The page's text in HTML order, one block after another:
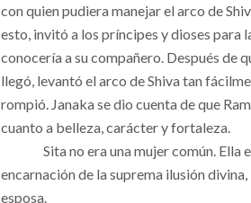
con quien pudiera manejar el arco de
esto, invitó a los príncipes y dioses para
conocería a su compañero. Después de
llegó, levantó el arco de Shiva tan
rompió. Janaka se dio cuenta de que
cuanto a belleza, carácter y fortaleza.
Sita no era una mujer común. Ella
encarnación de la suprema ilusión
esposa.